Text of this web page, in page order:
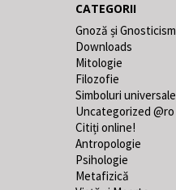
CATEGORII
Gnoză și Gnosticism
Downloads
Mitologie
Filozofie
Simboluri universale
Uncategorized @ro
Citiți online!
Antropologie
Psihologie
Metafizică